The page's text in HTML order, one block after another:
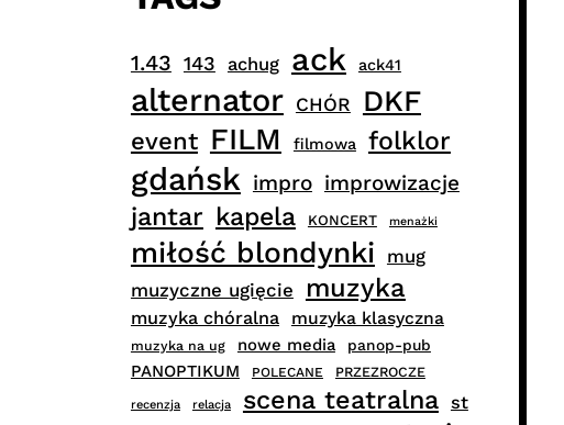
1.43 143 achug ack ack41
alternator CHÓR DKF
event FILM filmowa folklor
gdańsk impro improwizacje
jantar kapela KONCERT menażki
miłość blondynki mug
muzyczne ugięcie muzyka
muzyka chóralna muzyka klasyczna
muzyka na ug nowe media panop-pub
PANOPTIKUM POLECANE PRZEZROCZE
recenzja relacja scena teatralna st